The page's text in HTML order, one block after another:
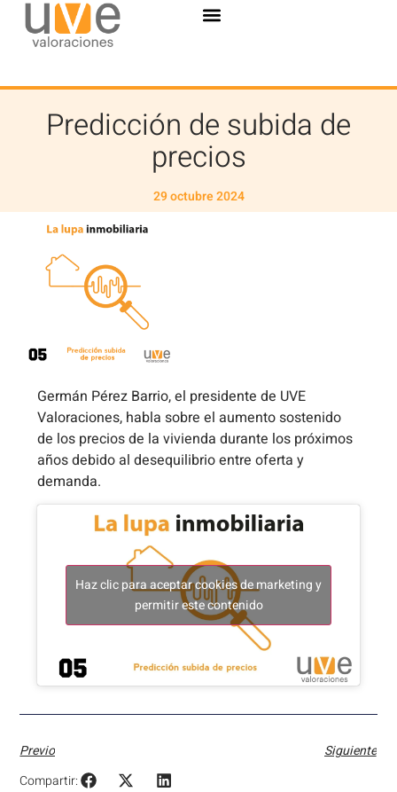
Predicción de subida de
precios
29 octubre 2024
Germán Pérez Barrio, el presidente de UVE
Valoraciones, habla sobre el aumento sostenido
de los precios de la vivienda durante los próximos
años debido al desequilibrio entre oferta y
demanda.
Haz clic para aceptar cookies de marketing y
permitir este contenido
Previo
Siguiente
Compartir: